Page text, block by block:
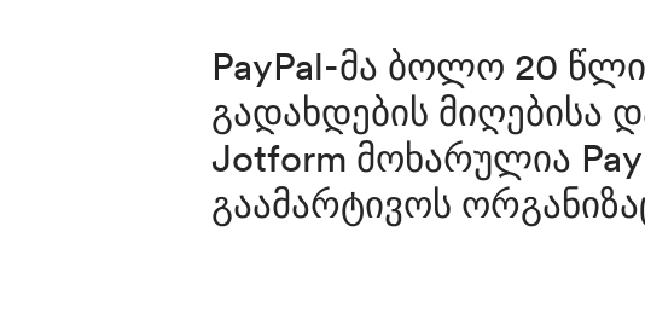
PayPal-მა ბოლო 20
გადახდების მიღებისა
Jotform მოხარულია
გაამარტივოს